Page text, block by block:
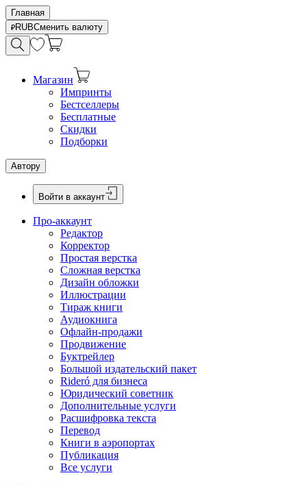
Главная
RUBСменить валюту
Магазин
Импринты
Бестселлеры
Бесплатные
Скидки
Подборки
Автору
Войти в аккаунт
Про-аккаунт
Редактор
Корректор
Простая верстка
Сложная верстка
Дизайн обложки
Иллюстрации
Тираж книги
Аудиокнига
Офлайн-продажи
Продвижение
Буктрейлер
Большой издательский пакет
Rideró для бизнеса
Юридический советник
Дополнительные услуги
Расшифровка текста
Перевод
Книги в аэропортах
Публикация
Все услуги